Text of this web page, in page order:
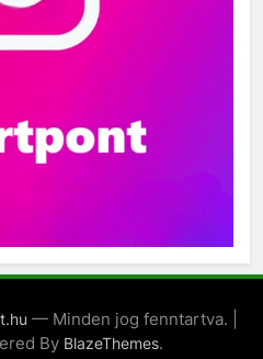
— Minden jog fenntartva. |
By BlazeThemes.